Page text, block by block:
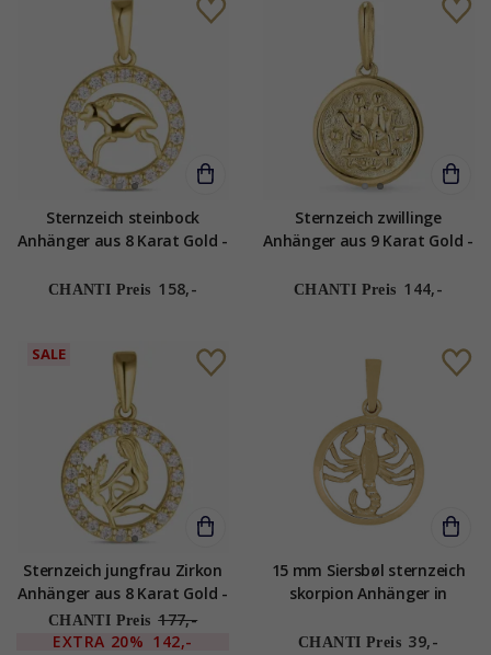
Sternzeich steinbock
Anhänger aus 8 Karat Gold -
CHANTI Preis 158,-
Sternzeich zwillinge
Anhänger aus 9 Karat Gold -
CHANTI Preis 144,-
SALE
Sternzeich jungfrau Zirkon
Anhänger aus 8 Karat Gold -
Gold Collection
CHANTI Preis 177,-
EXTRA 20% 142,-
15 mm Siersbøl sternzeich
skorpion Anhänger in
CHANTI Preis 39,-